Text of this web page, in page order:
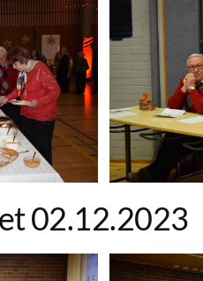
02.12.2023